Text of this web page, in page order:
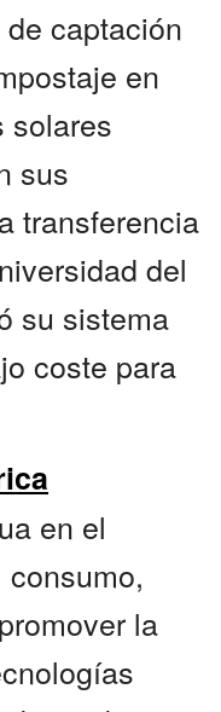
captación
en
solares
sus
transferencia
del
su sistema
coste para
en el
la